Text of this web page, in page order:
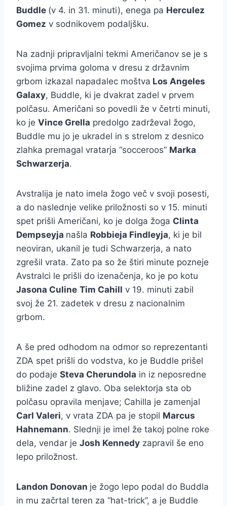
Buddle (v 4. in 31. minuti), enega pa Herculez
Gomez v sodnikovem podaljšku.
Na zadnji pripravljalni tekmi Američanov se je s
svojima prvima goloma v dresu z državnim
grbom izkazal napadalec moštva Los Angeles
Galaxy, Buddle, ki je dvakrat zadel v prvem
polčasu. Američani so povedli že v četrti minuti,
ko je Vince Grella predolgo zadrževal žogo,
Buddle mu jo je ukradel in s strelom z desnico
zlahka premagal vratarja “socceroos” Marka
Schwarzerja.
Avstralija je nato imela žogo več v svoji posesti,
a do naslednje velike priložnosti so v 15. minuti
spet prišli Američani, ko je dolga žoga Clinta
Dempseyja našla Robbieja Findleyja, ki je bil
neoviran, ukanil je tudi Schwarzerja, a nato
zgrešil vrata. Zato pa so že štiri minute pozneje
Avstralci le prišli do izenačenja, ko je po kotu
Jasona Culine Tim Cahill v 19. minuti zabil
svoj že 21. zadetek v dresu z nacionalnim
grbom.
A še pred odhodom na odmor so reprezentanti
ZDA spet prišli do vodstva, ko je Buddle prišel
do podaje Steva Cherundola in iz neposredne
bližine zadel z glavo. Oba selektorja sta ob
polčasu opravila menjave; Cahilla je zamenjal
Carl Valeri, v vrata ZDA pa je stopil Marcus
Hahnemann. Slednji je imel že takoj polne roke
dela, vendar je Josh Kennedy zapravil še eno
lepo priložnost.
Landon Donovan je žogo lepo podal do Buddla
in mu začrtal teren za “hat-trick”, a je Buddle